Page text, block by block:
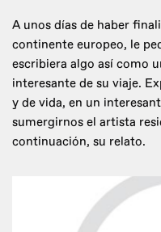
A unos días de haber
continente europeo, le
escribiera algo así como
interesante de su viaje.
y de vida, en un
sumergirnos el artista
continuación, su relato.